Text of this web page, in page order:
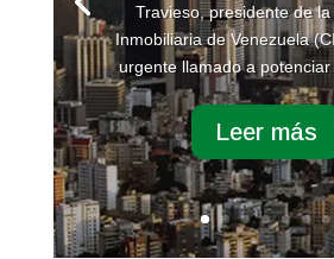
Travieso, presidente de
Inmobiliaria de Venezuela
urgente llamado a
Leer más